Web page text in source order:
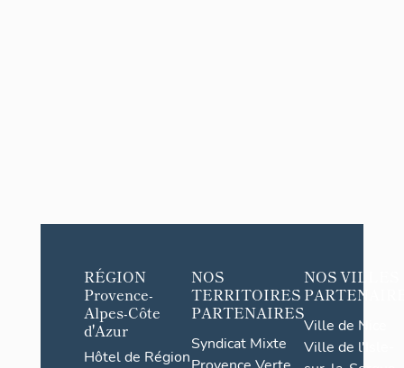
RÉGION
Provence-
Alpes-Côte
d'Azur
Hôtel de Région
NOS
TERRITOIRES
PARTENAIRES
Syndicat Mixte
NOS VILLES
Ville de Nice
Ville de l'Isle-